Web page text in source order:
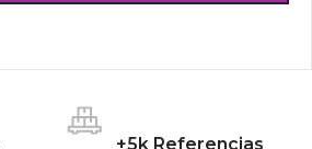
+5k Referencias